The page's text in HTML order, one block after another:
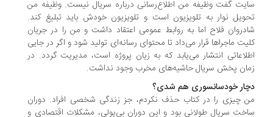
گفت وظیفه من اطلاع‌رسانی درباره سریال نیست. وظیفه من
نوار به تلویزیون است و تلویزیون خودش باید تبلیغ کند.
فلاح اما به روابط عمومی اعتقاد داشت و من را در جریان
ماجراها قرار می‌‌داد تا محتوای رسانه‌ای تولید شود و اگر در جایی
انتشار می‌یابد که به زیان پروژه است، ‌مدیریت گردد. در
پخش سریال حاشیه‌های مخرب وجود نداشت.
خودسانسوری هم شدی؟
چیزی را در کتاب حذف نکردم، جز زندگی شخصی افراد. ‌دوران
سریال طولانی بود و این دوران بی‌پولی، مشکلات اقتصادی و